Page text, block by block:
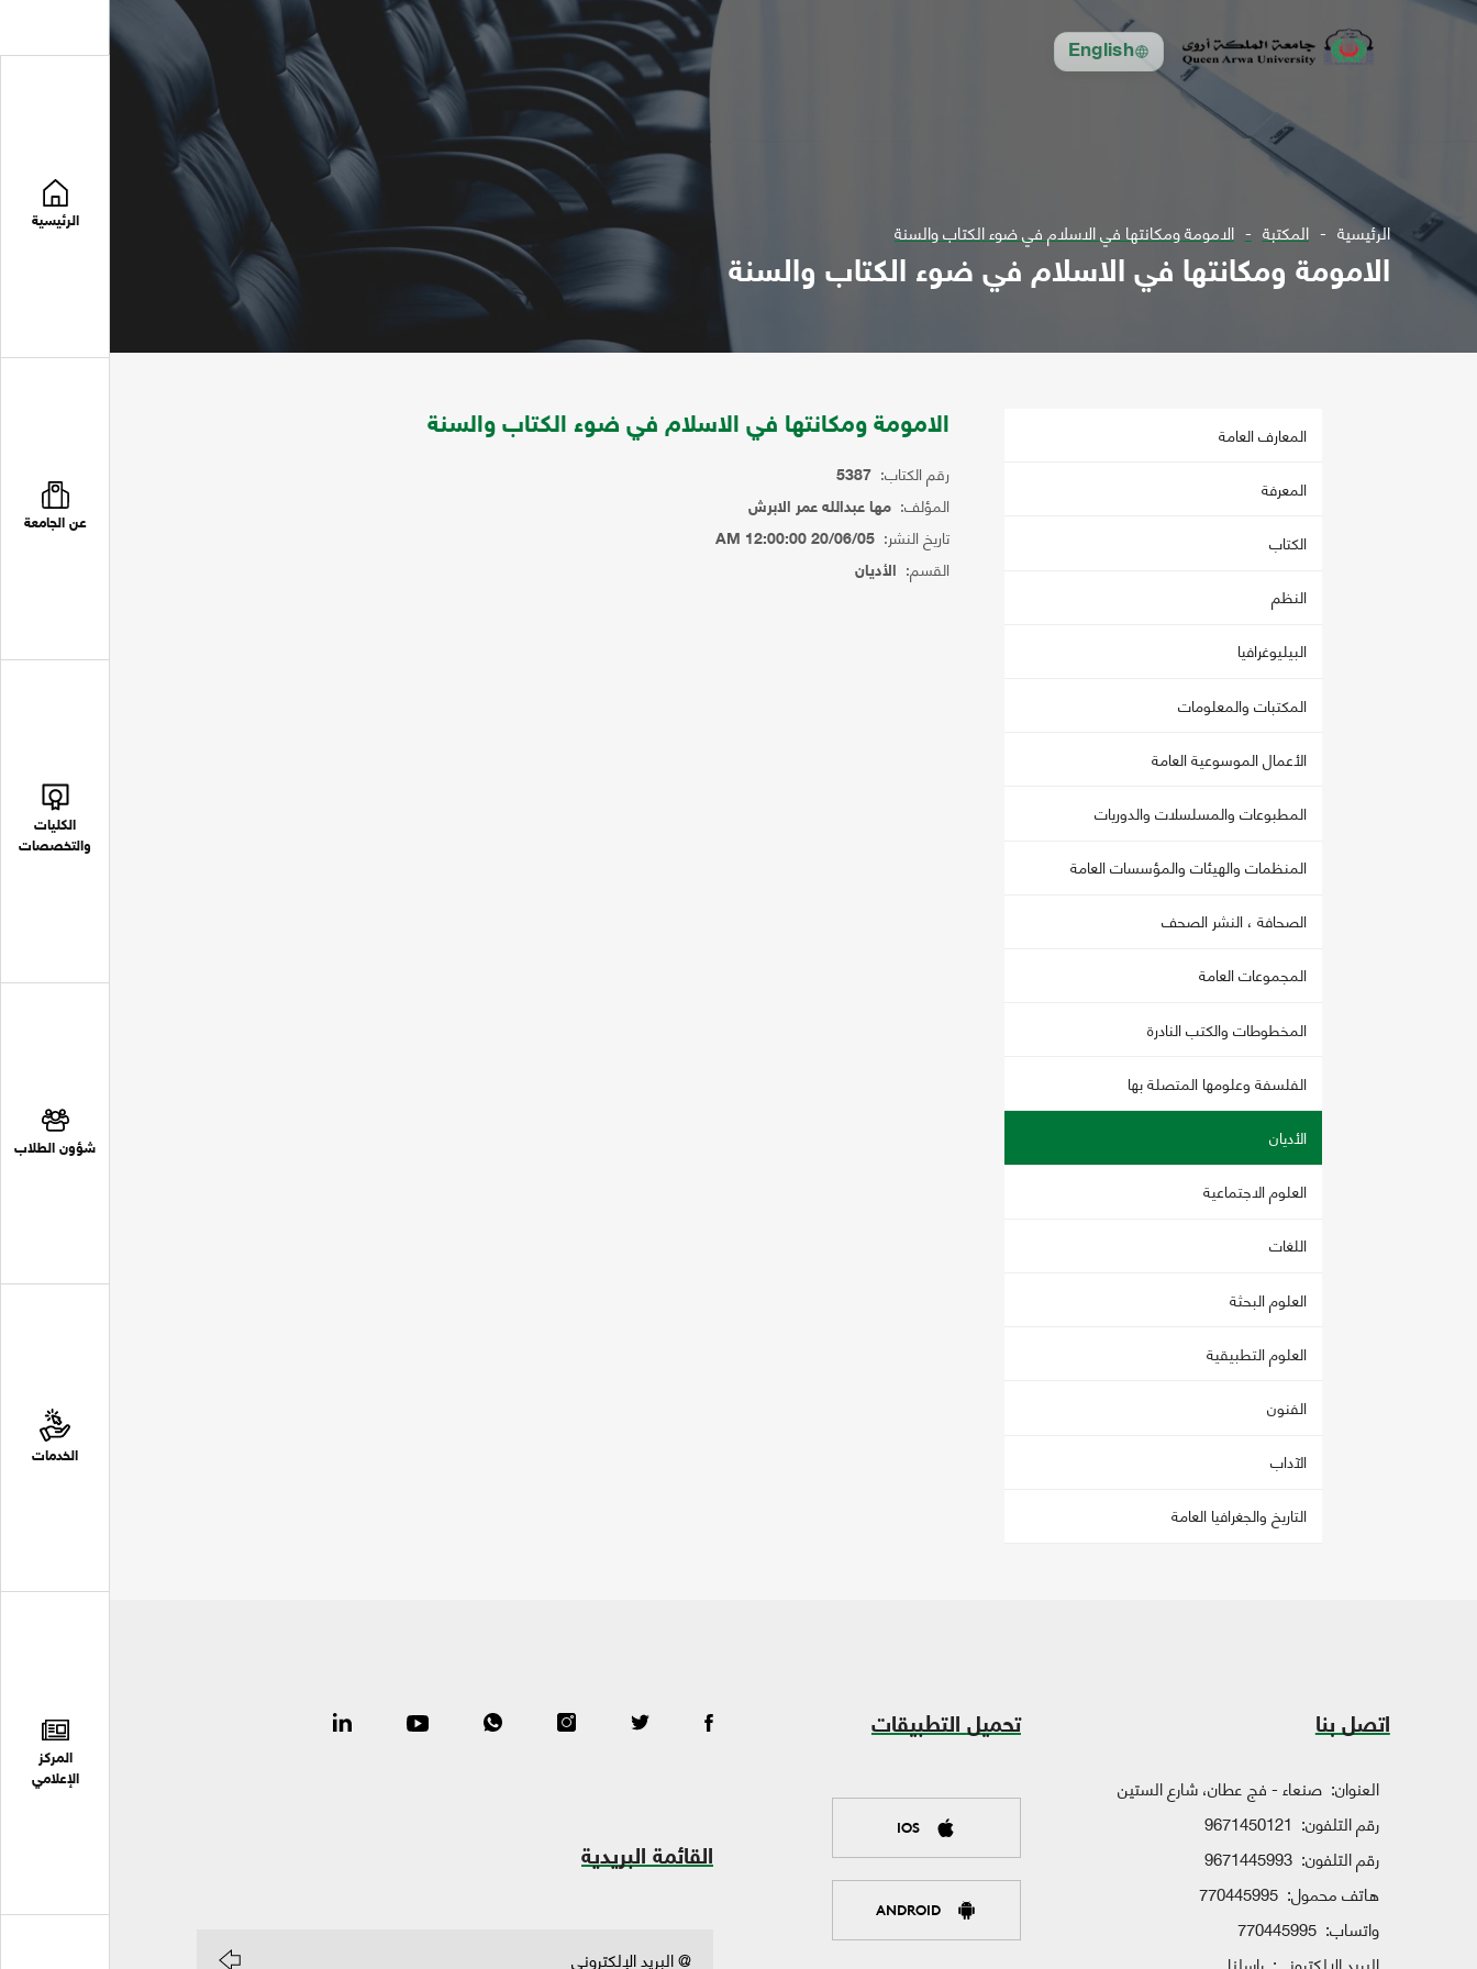
English
الرئيسية
عن الجامعة
الكليات
والتخصصات
شؤون الطلاب
الخدمات
المركز
الإعلامي
الرئيسية المكتبة الامومة ومكانتها في الاسلام في ضوء الكتاب والسنة
الامومة ومكانتها في الاسلام في ضوء الكتاب والسنة
المعارف العامة
المعرفة
الكتاب
النظم
البيليوغرافيا
المكتبات والمعلومات
الأعمال الموسوعية العامة
المطبوعات والمسلسلات والدوريات
المنظمات والهيئات والمؤسسات العامة
الصحافة ، النشر الصحف
المجموعات العامة
المخطوطات والكتب النادرة
الفلسفة وعلومها المتصلة بها
الأديان
العلوم الاجتماعية
اللغات
العلوم البحثة
العلوم التطبيقية
الفنون
الآداب
التاريخ والجغرافيا العامة
الامومة ومكانتها في الاسلام في ضوء الكتاب والسنة
رقم الكتاب: 5387
المؤلف: مها عبدالله عمر الابرش
تاريخ النشر: 20/06/05 12:00:00 AM
القسم: الأديان
اتصل بنا
العنوان: صنعاء - فج عطان، شارع الستين
رقم التلفون: 9671450121
رقم التلفون: 9671445993
هاتف محمول: 770445995
واتساب: 770445995
تحميل التطبيقات
IOS
ANDROID
القائمة البريدية